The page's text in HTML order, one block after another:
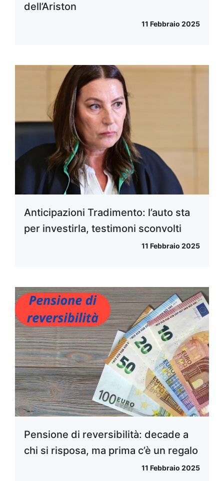
dell’Ariston
11 Febbraio 2025
Anticipazioni Tradimento: l’auto sta
per investirla, testimoni sconvolti
11 Febbraio 2025
Pensione di reversibilità: decade a
chi si risposa, ma prima c’è un regalo
11 Febbraio 2025